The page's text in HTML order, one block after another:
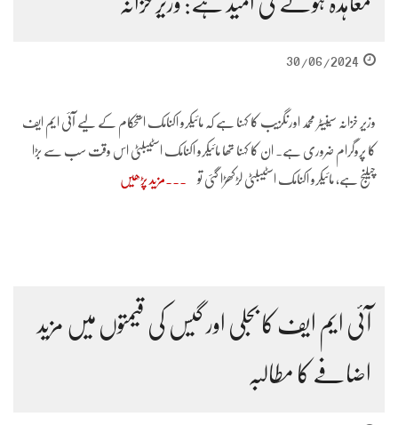
30/06/2024
وزیر خزانہ سینیٹر محمد اورنگزیب کا کہنا ہے کہ مائیکرو اکنامک استحکام کے لیے آئی ایم ایف
کا پروگرام ضروری ہے۔ ان کا کہنا تھا مائیکرو اکنامک اسٹیبلٹی اس وقت سب سے بڑا
چیلنج ہے، مائیکرو اکنامک اسٹیبلٹی لڑکھڑا گئی تو مزید پڑھیں
آئی ایم ایف کا بجلی اور گیس کی قیمتوں میں مزید
اضافے کا مطالبہ